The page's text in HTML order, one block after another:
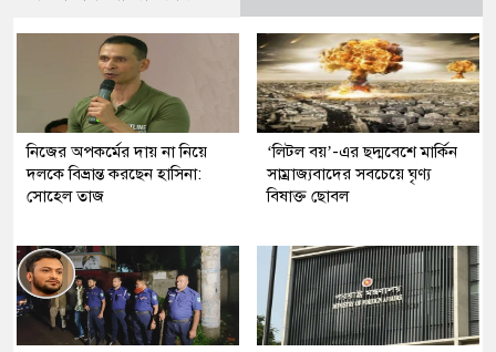
নিজের অপকর্মের দায় না নিয়ে
দলকে বিভ্রান্ত করছেন হাসিনা:
সোহেল তাজ
‘লিটল বয়’-এর ছদ্মবেশে মার্কিন
সাম্রাজ্যবাদের সবচেয়ে ঘৃণ্য
বিষাক্ত ছোবল